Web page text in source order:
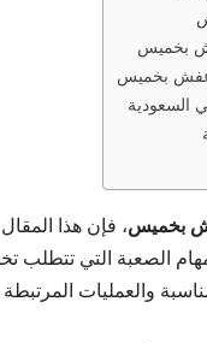
بخميس
عفش بخميس
السعودية
بخميس، فإن هذا
الصعبة التي تتطلب
والعمليات